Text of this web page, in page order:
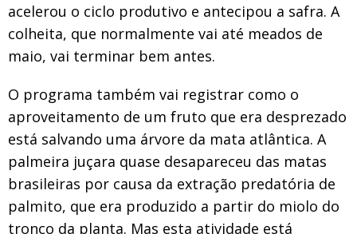
acelerou o ciclo produtivo e antecipou a safra. A
colheita, que normalmente vai até meados de
maio, vai terminar bem antes.
O programa também vai registrar como o
aproveitamento de um fruto que era desprezado
está salvando uma árvore da mata atlântica. A
palmeira juçara quase desapareceu das matas
brasileiras por causa da extração predatória de
palmito, que era produzido a partir do miolo do
tronco da planta. Mas esta atividade está